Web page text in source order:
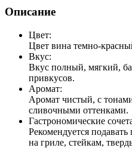
Описание
Цвет:
Цвет вина темно-
Вкус:
Вкус полный, мягкий,
привкусов.
Аромат:
Аромат чистый, с
сливочными оттенками.
Гастрономические
Рекомендуется
на гриле, стейкам,